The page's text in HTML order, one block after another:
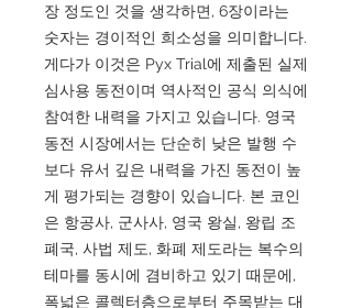
장 정도인 것을 생각하면, 6장이라는
숫자는 경이적인 희소성을 의미합니다.
게다가 이것은 Pyx Trial에 제출된 실제
심사용 동전이며 역사적인 공식 의식에
참여한 내력을 가지고 있습니다. 영국
동전 시장에서는 단순히 낮은 발행 수
보다 유서 깊은 내력을 가진 동전이 높
게 평가되는 경향이 있습니다. 본 코인
은 항공사, 군사사, 영국 왕실, 왕립 조
폐국, 사법 제도, 화폐 제도라는 복수의
테마를 동시에 겸비하고 있기 때문에,
폭넓은 콜렉터층으로부터 주목받는 대